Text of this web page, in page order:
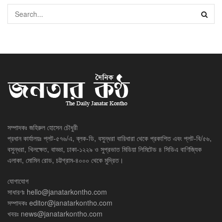
সম্পাদকঃ জহিরুল হোসেন চৌধুরী
প্রধান কার্যালয়ঃ প্লট-৫৭৬/এ, ব্লক-ডি, বসুন্ধরা বারিধারা থেকে প্রকাশিত এবং প্লট-বি/৫৬,
বসুন্ধরা, খিলক্ষেত, বাড্ডা, ঢাকা-১২২৯ ও সুপ্রভাত মিডিয়া লিমিটেড ৪ সিডিএ বাণিজ্যিক
এলাকা, মোমিন রোড, চট্টগ্রাম-৪০০০ থেকে মুদ্রিত।
যোগাযোগ
সাধারণঃ hello@janatarkontho.com
সম্পাদকঃ editor@janatarkontho.com
খবরঃ news@janatarkontho.com